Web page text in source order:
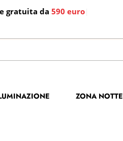
gratuita da 590 euro
ZONA NOTTE